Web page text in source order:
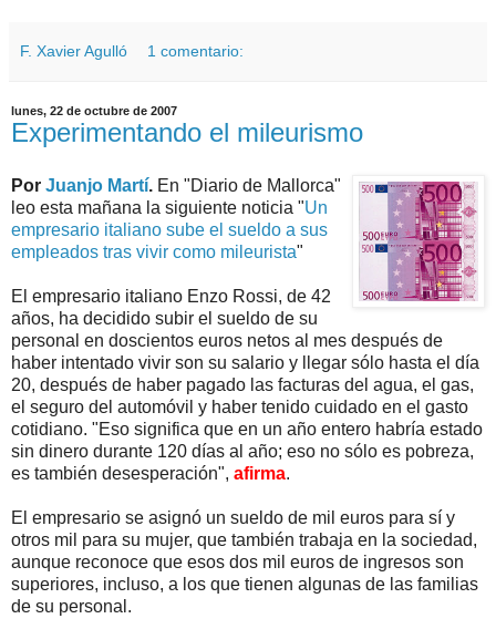
F. Xavier Agulló 1 comentario:
lunes, 22 de octubre de 2007
Experimentando el mileurismo
Por Juanjo Martí. En "Diario de Mallorca"
leo esta mañana la siguiente noticia "Un
empresario italiano sube el sueldo a sus
empleados tras vivir como mileurista"
El empresario italiano Enzo Rossi, de 42
años, ha decidido subir el sueldo de su
personal en doscientos euros netos al mes después de
haber intentado vivir son su salario y llegar sólo hasta el día
20, después de haber pagado las facturas del agua, el gas,
el seguro del automóvil y haber tenido cuidado en el gasto
cotidiano. "Eso significa que en un año entero habría estado
sin dinero durante 120 días al año; eso no sólo es pobreza,
es también desesperación", afirma.
El empresario se asignó un sueldo de mil euros para sí y
otros mil para su mujer, que también trabaja en la sociedad,
aunque reconoce que esos dos mil euros de ingresos son
superiores, incluso, a los que tienen algunas de las familias
de su personal.